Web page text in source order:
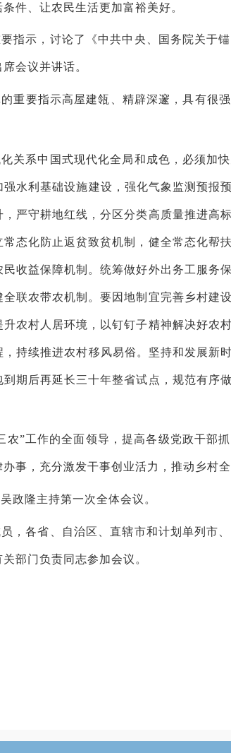
件、让农民生活更加富裕美好。
指示，讨论了《中共中央、国务院关于
会议并讲话。
重要指示高屋建瓴、精辟深邃，具有很
关系中国式现代化全局和成色，必须加
水利基础设施建设，强化气象监测预报
严守耕地红线，分区分类高质量推进
态化防止返贫致贫机制，健全常态化
收益保障机制。统筹做好外出务工服务
联农带农机制。要因地制宜完善乡村
农村人居环境，以钉钉子精神解决好
持续推进农村移风易俗。坚持和发展新
期后再延长三十年整省试点，规范有
农”工作的全面领导，提高各级党政干部
事，充分激发干事创业活力，推动乡村
政隆主持第一次全体会议。
，各省、自治区、直辖市和计划单列市
部门负责同志参加会议。